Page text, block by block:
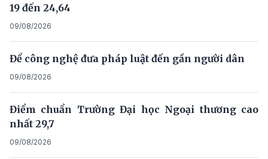
19 đến 24,64
09/08/2026
Để công nghệ đưa pháp luật đến gần người dân
09/08/2026
Điểm chuẩn Trường Đại học Ngoại thương cao
nhất 29,7
09/08/2026